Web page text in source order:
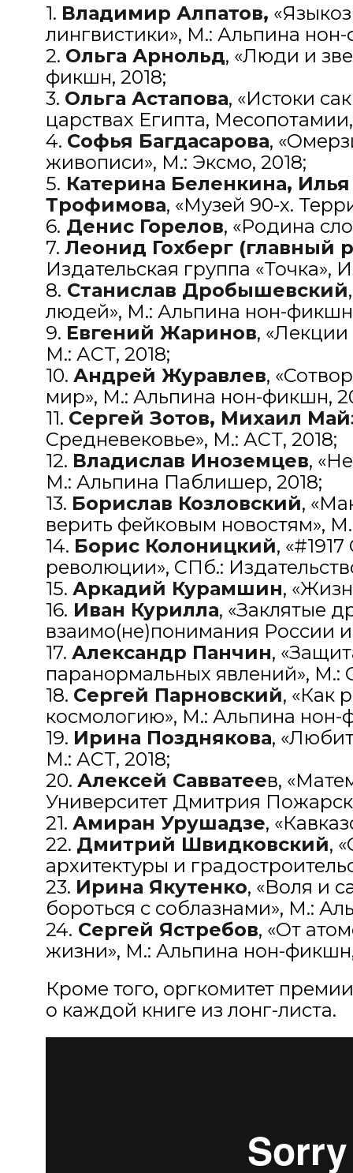
1. Владимир Алпатов,
лингвистики», М.: Альпина
2. Ольга Арнольд, «Люди и
фикшн, 2018;
3. Ольга Астапова, «Истоки
царствах Египта,
4. Софья Багдасарова,
живописи», М.: Эксмо, 2018;
5. Катерина Беленкина,
Трофимова, «Музей 90-х.
6. Денис Горелов, «Родина
7. Леонид Гохберг (главный
Издательская группа «Точка»,
8. Станислав Дробышевский
людей», М.: Альпина нон-
9. Евгений Жаринов,
М.: АСТ, 2018;
10. Андрей Журавлев,
мир», М.: Альпина нон-фикшн,
11. Сергей Зотов, Михаил
Средневековье», М.: АСТ, 2018;
12. Владислав Иноземцев,
М.: Альпина Паблишер, 2018;
13. Борислав Козловский,
верить фейковым новостям»,
14. Борис Колоницкий,
революции», СПб.:
15. Аркадий Курамшин,
16. Иван Курилла, «Заклятые
взаимо(не)понимания России
17. Александр Панчин,
паранормальных явлений», М.:
18. Сергей Парновский, «Как
космологию», М.: Альпина нон-
19. Ирина Позднякова,
М.: АСТ, 2018;
20. Алексей Савватеев,
Университет Дмитрия
21. Амиран Урушадзе,
22. Дмитрий Швидковский,
архитектуры и
23. Ирина Якутенко, «Воля и
бороться с соблазнами», М.:
24. Сергей Ястребов, «От
жизни», М.: Альпина нон-
Кроме того, оргкомитет
о каждой книге из лонг-листа.